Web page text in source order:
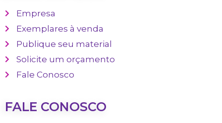
Empresa
Exemplares à venda
Publique seu material
Solicite um orçamento
Fale Conosco
FALE CONOSCO